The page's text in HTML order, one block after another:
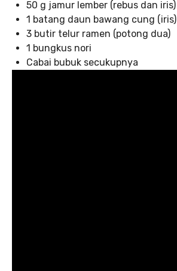
50 g jamur lember (rebus dan iris)
1 batang daun bawang cung (iris)
3 butir telur ramen (potong dua)
1 bungkus nori
Cabai bubuk secukupnya